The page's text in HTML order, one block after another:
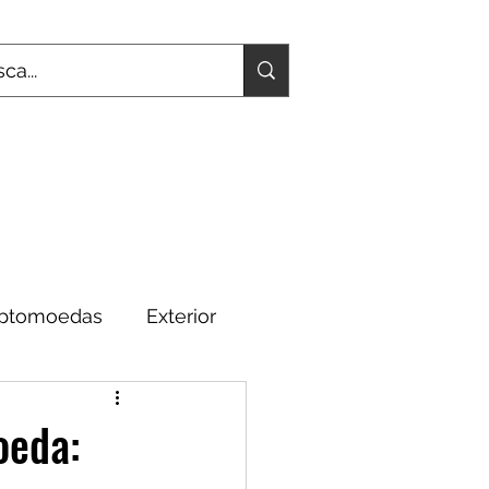
Exterior
Fundamentos